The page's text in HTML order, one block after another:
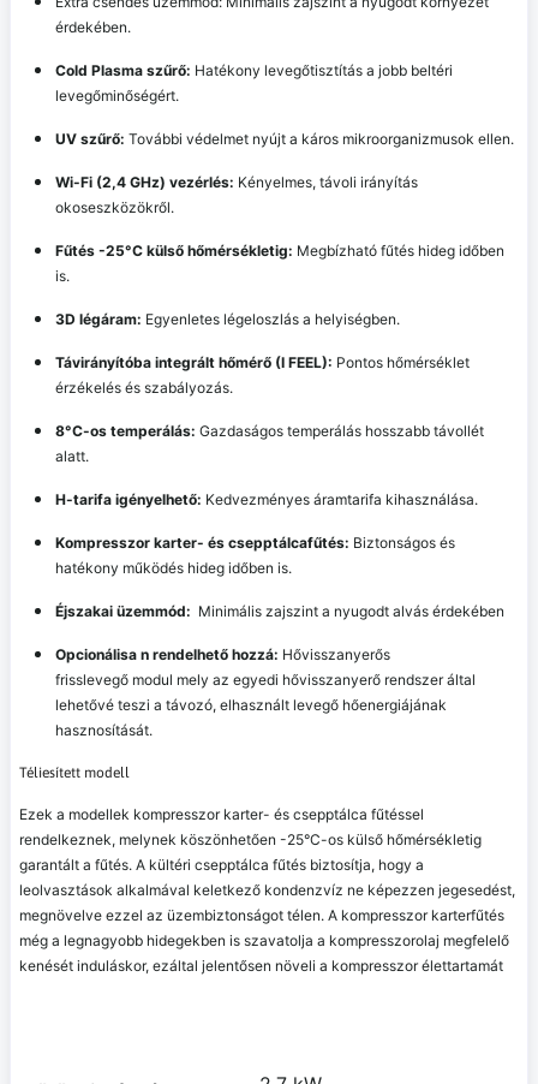
érdekében.
Cold Plasma szűrő: Hatékony levegőtisztítás a jobb beltéri
levegőminőségért.
UV szűrő: További védelmet nyújt a káros mikroorganizmusok ellen.
Wi-Fi (2,4 GHz) vezérlés: Kényelmes, távoli irányítás
okoseszközökről.
Fűtés -25°C külső hőmérsékletig: Megbízható fűtés hideg időben
is.
3D légáram: Egyenletes légeloszlás a helyiségben.
Távirányítóba integrált hőmérő (I FEEL): Pontos hőmérséklet
érzékelés és szabályozás.
8°C-os temperálás: Gazdaságos temperálás hosszabb távollét
alatt.
H-tarifa igényelhető: Kedvezményes áramtarifa kihasználása.
Kompresszor karter- és csepptálcafűtés: Biztonságos és
hatékony működés hideg időben is.
Éjszakai üzemmód: Minimális zajszint a nyugodt alvás érdekében
Opcionálisa n rendelhető hozzá: Hővisszanyerős
frisslevegő modul mely az egyedi hővisszanyerő rendszer által
lehetővé teszi a távozó, elhasznált levegő hőenergiájának
hasznosítását.
Téliesített modell
Ezek a modellek kompresszor karter- és csepptálca fűtéssel
rendelkeznek, melynek köszönhetően -25°C-os külső hőmérsékletig
garantált a fűtés. A kültéri csepptálca fűtés biztosítja, hogy a
leolvasztások alkalmával keletkező kondenzvíz ne képezzen jegesedést,
megnövelve ezzel az üzembiztonságot télen. A kompresszor karterfűtés
még a legnagyobb hidegekben is szavatolja a kompresszorolaj megfelelő
kenését induláskor, ezáltal jelentősen növeli a kompresszor élettartamát